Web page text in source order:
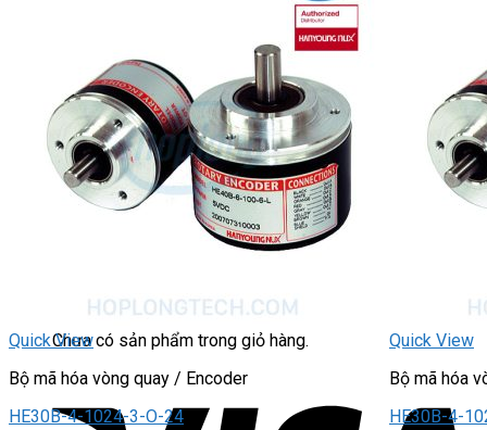
CHUYỂN MẠCH / NÚT NHẤN
Chuyển mạch có khóa
Công tắc dừng khẩn
Nút nhấn
Phích cắm / Ổ cắm / Công tắc
Can nhiệt
Tìm
Giỏ hàng
Chưa có sản phẩm trong giỏ hàng.
Quick View
Bộ mã hóa vòng quay / Encoder
HE30B-4-1024-3-O-24
Quick View
Bộ mã hóa
HE30B-4-